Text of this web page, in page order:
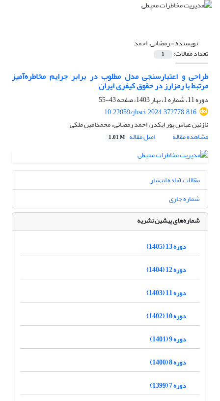
نویسنده =رمضانی، احمد
تعداد مقالات: 1
طراحی و اعتبارسنجی مدل مطلوب در برابر جرایم مخاطره‌آمیز
مرتبط با رمزارز در حقوق کیفری ایران
دوره 11، شماره 1، بهار 1403، صفحه
43-55
10.22059/jhsci.2024.372778.816
نازنین عباس پور ایکدر، احمد رمضانی، محمدامین ملکی
مشاهده مقاله
اصل مقاله 1.01 M
مقالات آماده انتشار
شماره جاری
شماره‌های پیشین نشریه
دوره 13 (1405)
دوره 12 (1404)
دوره 11 (1403)
دوره 10 (1402)
دوره 9 (1401)
دوره 8 (1400)
دوره 7 (1399)